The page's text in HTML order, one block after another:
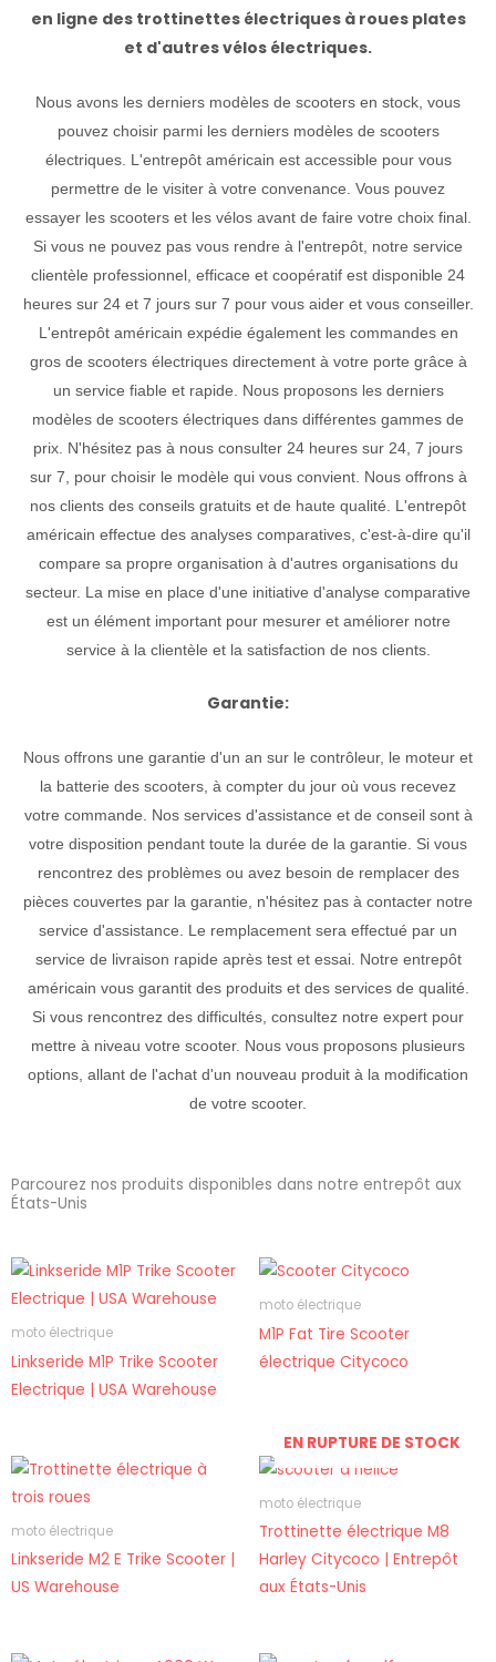
en ligne des trottinettes électriques à roues plates
et d'autres vélos électriques.
Nous avons les derniers modèles de scooters en stock, vous
pouvez choisir parmi les derniers modèles de scooters
électriques. L'entrepôt américain est accessible pour vous
permettre de le visiter à votre convenance. Vous pouvez
essayer les scooters et les vélos avant de faire votre choix final.
Si vous ne pouvez pas vous rendre à l'entrepôt, notre service
clientèle professionnel, efficace et coopératif est disponible 24
heures sur 24 et 7 jours sur 7 pour vous aider et vous conseiller.
L'entrepôt américain expédie également les commandes en
gros de scooters électriques directement à votre porte grâce à
un service fiable et rapide. Nous proposons les derniers
modèles de scooters électriques dans différentes gammes de
prix. N'hésitez pas à nous consulter 24 heures sur 24, 7 jours
sur 7, pour choisir le modèle qui vous convient. Nous offrons à
nos clients des conseils gratuits et de haute qualité. L'entrepôt
américain effectue des analyses comparatives, c'est-à-dire qu'il
compare sa propre organisation à d'autres organisations du
secteur. La mise en place d'une initiative d'analyse comparative
est un élément important pour mesurer et améliorer notre
service à la clientèle et la satisfaction de nos clients.
Garantie:
Nous offrons une garantie d'un an sur le contrôleur, le moteur et
la batterie des scooters, à compter du jour où vous recevez
votre commande. Nos services d'assistance et de conseil sont à
votre disposition pendant toute la durée de la garantie. Si vous
rencontrez des problèmes ou avez besoin de remplacer des
pièces couvertes par la garantie, n'hésitez pas à contacter notre
service d'assistance. Le remplacement sera effectué par un
service de livraison rapide après test et essai. Notre entrepôt
américain vous garantit des produits et des services de qualité.
Si vous rencontrez des difficultés, consultez notre expert pour
mettre à niveau votre scooter. Nous vous proposons plusieurs
options, allant de l'achat d'un nouveau produit à la modification
de votre scooter.
Parcourez nos produits disponibles dans notre entrepôt aux
États-Unis
moto électrique
Linkseride M1P Trike Scooter
Electrique | USA Warehouse
moto électrique
M1P Fat Tire Scooter
électrique Citycoco
moto électrique
Linkseride M2 E Trike Scooter |
US Warehouse
EN RUPTURE DE STOCK
moto électrique
Trottinette électrique M8
Harley Citycoco | Entrepôt
aux États-Unis